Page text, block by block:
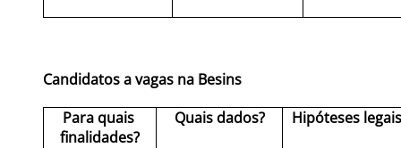
Candidatos a vagas na Besins
Para quais
finalidades?
Quais dados? Hipóteses legais